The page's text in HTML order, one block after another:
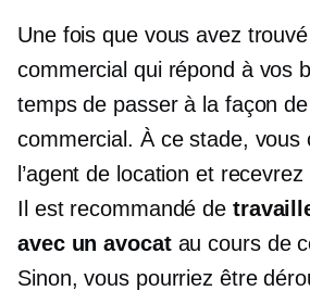
Une fois que vous avez
commercial qui répond à vos
temps de passer à la façon
commercial. À ce stade, vous
l’agent de location et
Il est recommandé de
avec un avocatau cours de
Sinon, vous pourriez être